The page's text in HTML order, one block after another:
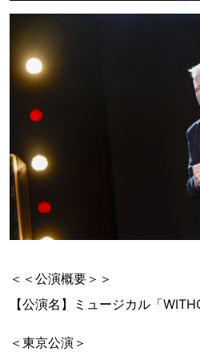
＜＜公演概要＞＞
【公演名】ミュージカル「
＜東京公演＞